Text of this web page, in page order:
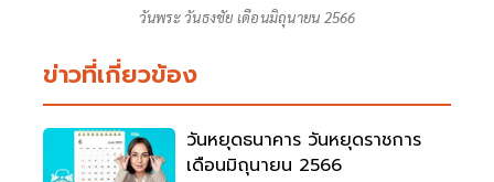
วันพระ วันธงชัย เดือนมิถุนายน 2566
ข่าวที่เกี่ยวข้อง
วันหยุดธนาคาร วันหยุดราชการ
เดือนมิถุนายน 2566